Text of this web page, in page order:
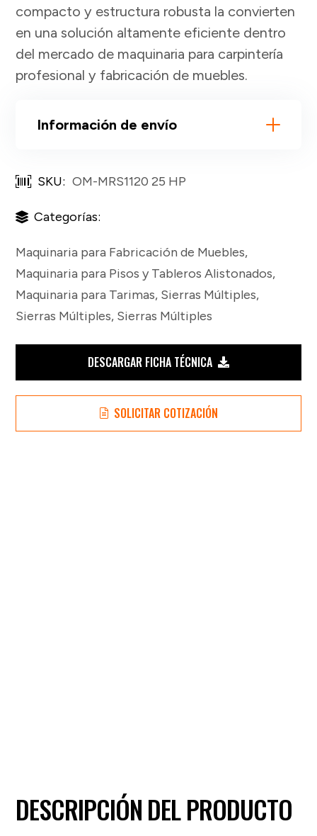
compacto y estructura robusta la convierten
en una solución altamente eficiente dentro
del mercado de maquinaria para carpintería
profesional y fabricación de muebles.
Información de envío
SKU: OM-MRS1120 25 HP
Categorías:
Maquinaria para Fabricación de Muebles,
Maquinaria para Pisos y Tableros Alistonados,
Maquinaria para Tarimas, Sierras Múltiples,
Sierras Múltiples, Sierras Múltiples
DESCARGAR FICHA TÉCNICA
SOLICITAR COTIZACIÓN
DESCRIPCIÓN DEL PRODUCTO